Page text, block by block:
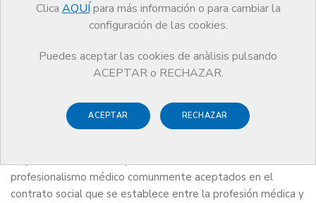
Clica AQUÍ para más información o para cambiar la
configuración de las cookies.
Puedes aceptar las cookies de anàlisis pulsando
ACEPTAR o RECHAZAR.
ACEPTAR RECHAZAR
Premio Higea
Premio Higea , que otorga el Colegio de Médicos de
Barcelona (CoMB), nace con la voluntad de reconocer a
profesionalismo médico comunmente aceptados en el
contrato social que se establece entre la profesión médica y